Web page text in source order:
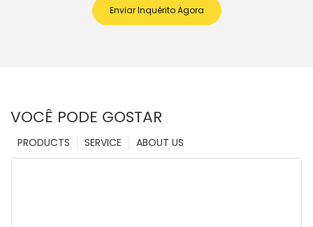
Enviar Inquérito Agora
VOCÊ PODE GOSTAR
ABOUT US
SERVICE
PRODUCTS